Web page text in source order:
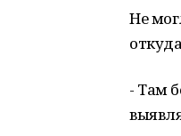
Не
- Там